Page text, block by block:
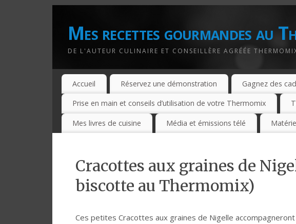
Mes recettes gourmandes au
DE L'AUTEUR CULINAIRE ET CONSEILLÈRE AGRÉÉE
Accueil Réservez une démonstration Gagnez des
Prise en main et conseils d’utilisation de votre Thermomix
Mes livres de cuisine Média et émissions télé
Cracottes aux graines de
biscotte au Thermomix)
Ces petites Cracottes aux graines de Nigelle